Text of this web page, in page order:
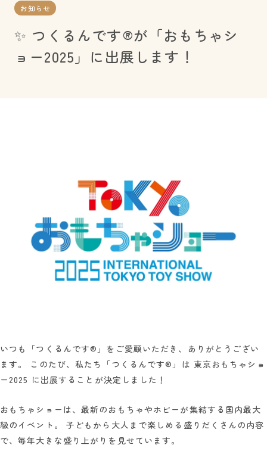
お知らせ
✨ つくるんです®が「おもちゃシ
ョー2025」に出展します！
いつも「つくるんです®」をご愛顧いただき、ありがとうござい
ます。 このたび、私たち「つくるんです®」は 東京おもちゃショ
ー2025 に出展することが決定しました！
おもちゃショーは、最新のおもちゃやホビーが集結する国内最大
級のイベント。 子どもから大人まで楽しめる盛りだくさんの内容
で、毎年大きな盛り上がりを見せています。